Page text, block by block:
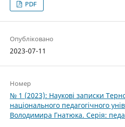
PDF
Опубліковано
2023-07-11
Номер
№ 1 (2023): Наукові записки
національного педагогічного
Володимира Гнатюка. Серія: